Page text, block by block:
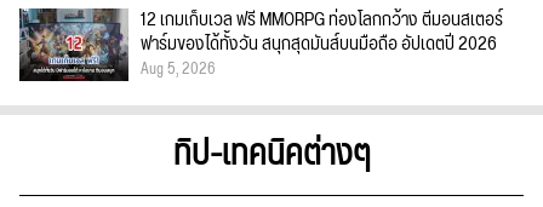
12 เกมเก็บเวล ฟรี MMORPG ท่องโลกกว้าง ตีมอนสเตอร์
ฟาร์มของได้ทั้งวัน สนุกสุดมันส์บนมือถือ อัปเดตปี 2026
Aug 5, 2026
ทิป-เทคนิคต่างๆ